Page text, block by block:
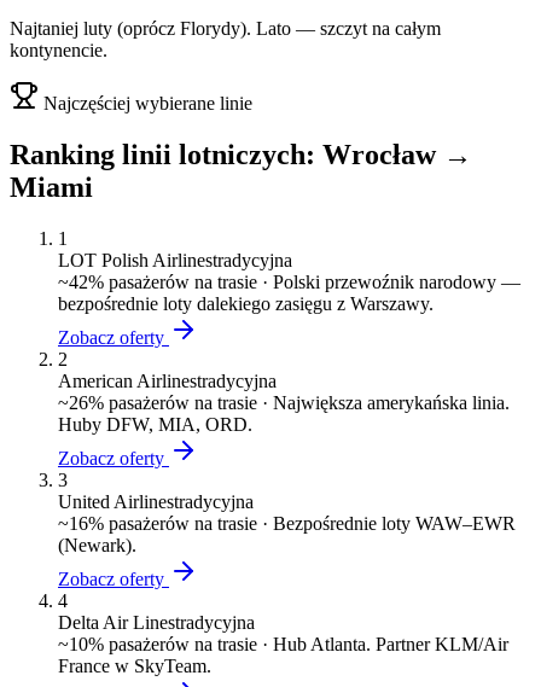
Najtaniej luty (oprócz Florydy). Lato — szczyt na całym
kontynencie.
Najczęściej wybierane linie
Ranking linii lotniczych: Wrocław→
Miami
1
LOT Polish Airlinestradycyjna
~42% pasażerów na trasie · Polski przewoźnik narodowy —
bezpośrednie loty dalekiego zasięgu z Warszawy.
Zobacz oferty
2
American Airlinestradycyjna
~26% pasażerów na trasie · Największa amerykańska linia.
Huby DFW, MIA, ORD.
Zobacz oferty
3
United Airlinestradycyjna
~16% pasażerów na trasie · Bezpośrednie loty WAW–EWR
(Newark).
Zobacz oferty
4
Delta Air Linestradycyjna
~10% pasażerów na trasie · Hub Atlanta. Partner KLM/Air
France w SkyTeam.